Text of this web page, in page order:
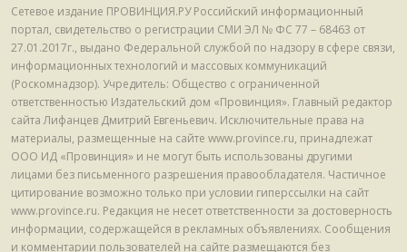
Сетевое издание ПРОВИНЦИЯ.РУ Российский информационный
портал, свидетельство о регистрации СМИ ЭЛ № ФС 77 – 68463 от
27.01.2017г., выдано Федеральной службой по надзору в сфере связи,
информационных технологий и массовых коммуникаций
(Роскомнадзор). Учредитель: Общество с ограниченной
ответственностью Издательский дом «Провинция». Главный редактор
сайта Лифанцев Дмитрий Евгеньевич. Исключительные права на
материалы, размещенные на сайте www.province.ru, принадлежат
ООО ИД «Провинция» и не могут быть использованы другими
лицами без письменного разрешения правообладателя. Частичное
цитирование возможно только при условии гиперссылки на сайт
www.province.ru. Редакция не несет ответственности за достоверность
информации, содержащейся в рекламных объявлениях. Сообщения
и комментарии пользователей на сайте размещаются без